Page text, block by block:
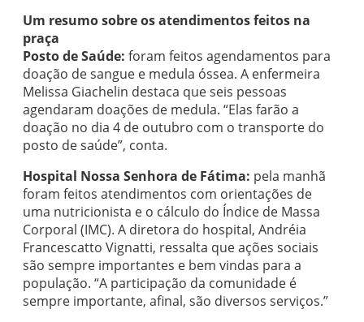
Um resumo sobre os atendimentos feitos na
praça
Posto de Saúde: foram feitos agendamentos para
doação de sangue e medula óssea. A enfermeira
Melissa Giachelin destaca que seis pessoas
agendaram doações de medula. “Elas farão a
doação no dia 4 de outubro com o transporte do
posto de saúde”, conta.
Hospital Nossa Senhora de Fátima: pela manhã
foram feitos atendimentos com orientações de
uma nutricionista e o cálculo do Índice de Massa
Corporal (IMC). A diretora do hospital, Andréia
Francescatto Vignatti, ressalta que ações sociais
são sempre importantes e bem vindas para a
população. “A participação da comunidade é
sempre importante, afinal, são diversos serviços.”